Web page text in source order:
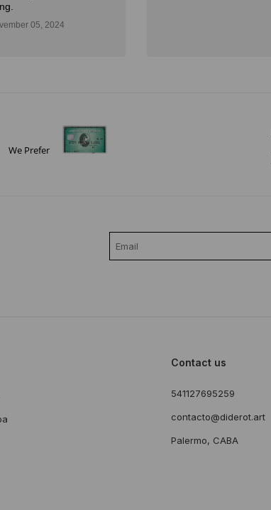
05, 2024
We Prefer
Contact us
541127695259
contacto@diderot.art
Palermo, CABA